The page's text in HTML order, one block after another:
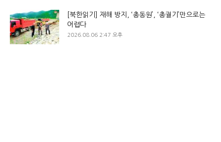
[북한읽기] 재해 방지, ‘총동원’, ‘총궐기’만으로는
어렵다
2026.08.06 2:47 오후